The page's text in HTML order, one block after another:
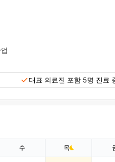
check대표 의료진 포함 5명 진료
수 목